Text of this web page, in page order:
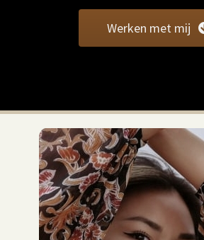
Werken met mij